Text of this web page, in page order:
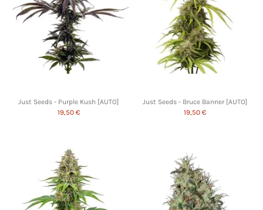
Just Seeds - Purple Kush [AUTO]
19,50 €
Just Seeds - Bruce Banner [AUTO]
19,50 €